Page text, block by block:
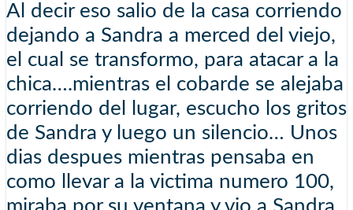
Al decir eso salio de la casa corriendo
dejando a Sandra a merced del viejo,
el cual se transformo, para atacar a la
chica….mientras el cobarde se alejaba
corriendo del lugar, escucho los gritos
de Sandra y luego un silencio… Unos
dias despues mientras pensaba en
como llevar a la victima numero 100,